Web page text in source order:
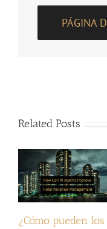
PÁGINA
Related Posts
¿Cómo pueden los